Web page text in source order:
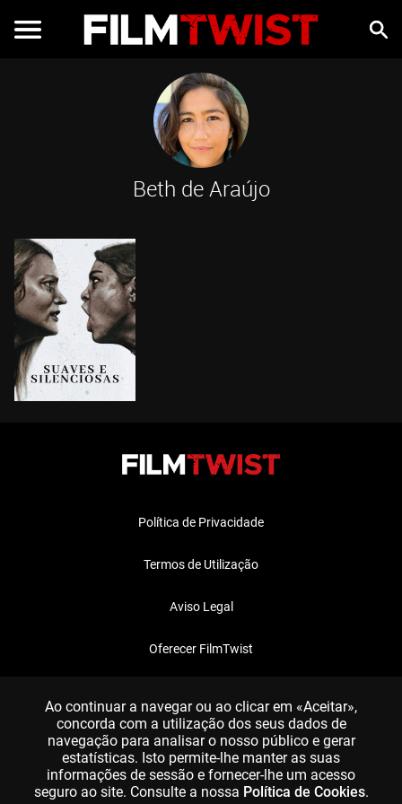
Beth de Araújo
Política de Privacidade
Termos de Utilização
Aviso Legal
Oferecer FilmTwist
Ao continuar a navegar ou ao clicar em «Aceitar»,
concorda com a utilização dos seus dados de
navegação para analisar o nosso público e gerar
estatísticas. Isto permite-lhe manter as suas
informações de sessão e fornecer-lhe um acesso
seguro ao site. Consulte a nossa Política de Cookies.